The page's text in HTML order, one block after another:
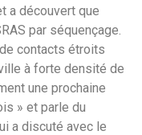
a découvert que
par séquençage.
contacts étroits
à forte densité de
une prochaine
» et parle du
a discuté avec le